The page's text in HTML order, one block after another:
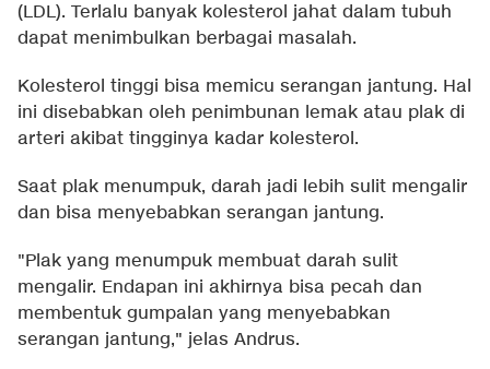
(LDL). Terlalu banyak kolesterol jahat dalam tubuh
dapat menimbulkan berbagai masalah.
Kolesterol tinggi bisa memicu serangan jantung. Hal
ini disebabkan oleh penimbunan lemak atau plak di
arteri akibat tingginya kadar kolesterol.
Saat plak menumpuk, darah jadi lebih sulit mengalir
dan bisa menyebabkan serangan jantung.
"Plak yang menumpuk membuat darah sulit
mengalir. Endapan ini akhirnya bisa pecah dan
membentuk gumpalan yang menyebabkan
serangan jantung," jelas Andrus.